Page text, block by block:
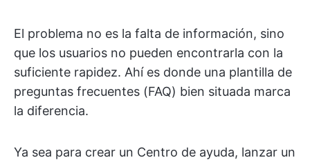
El problema no es la falta de información, sino
que los usuarios no pueden encontrarla con la
suficiente rapidez. Ahí es donde una plantilla de
preguntas frecuentes (FAQ) bien situada marca
la diferencia.
Ya sea para crear un Centro de ayuda, lanzar un